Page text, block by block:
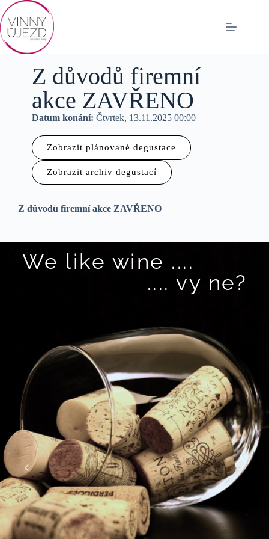
Z důvodů firemní
akce ZAVŘENO
Datum konání:Čtvrtek, 13.11.2025 00:00
Zobrazit plánované degustace
Zobrazit archiv degustací
Z důvodů firemní akce ZAVŘENO
We like wine ....
.... vy ne?